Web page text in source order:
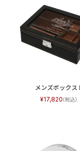
メンズボックス
17,820